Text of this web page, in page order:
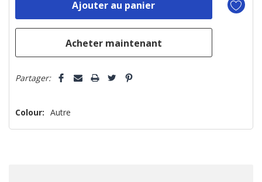
plus
Partager:
Colour: Autre